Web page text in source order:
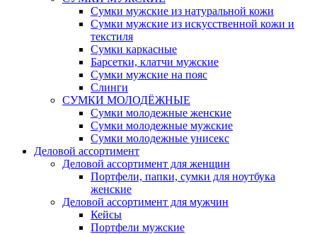
Сумки мужские из натуральной кожи
Сумки мужские из искусственной кожи и
текстиля
Сумки каркасные
Барсетки, клатчи мужские
Сумки мужские на пояс
Слинги
СУМКИ МОЛОДЁЖНЫЕ
Сумки молодежные женские
Сумки молодежные мужские
Сумки молодежные унисекс
Деловой ассортимент
Деловой ассортимент для женщин
Портфели, папки, сумки для ноутбука
женские
Деловой ассортимент для мужчин
Кейсы
Портфели мужские